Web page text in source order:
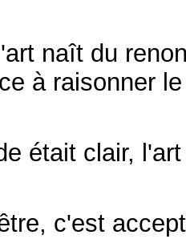
naît du
à raisonner
était clair,
c'est